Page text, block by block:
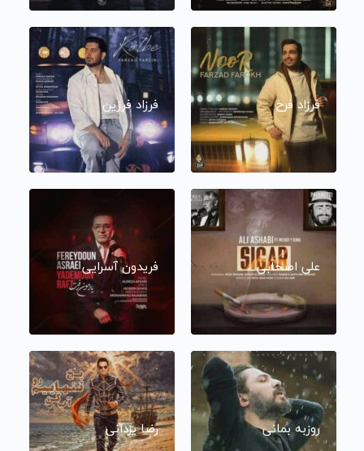
فرزاد فرخ فرزاد فرزین
علی اصحابی فریدون آسرایی
روزبه بمانی رضا یزدانی